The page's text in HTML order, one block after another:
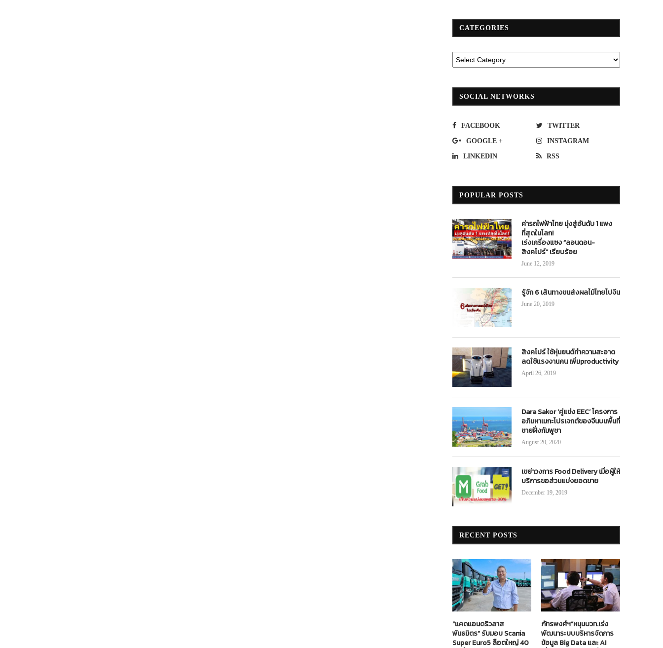
CATEGORIES
SOCIAL NETWORKS
FACEBOOK TWITTER
GOOGLE + INSTAGRAM
LINKEDIN RSS
POPULAR POSTS
ค่ารถไฟฟ้าไทย มุ่งสู่อันดับ 1 แพง
ที่สุดในโลก!
เร่งเครื่องแซง “ลอนดอน-
สิงคโปร์” เรียบร้อย
June 12, 2019
รู้จัก 6 เส้นทางขนส่งผลไม้ไทยไปจีน
June 20, 2019
สิงคโปร์ ใช้หุ่นยนต์ทำความสะอาด
ลดใช้แรงงานคน เพิ่มproductivity
April 26, 2019
Dara Sakor ‘คู่แข่ง EEC’ โครงการ
อภิมหาเมกะโปรเจกต์ของจีนบนพื้นที่
ชายฝั่งกัมพูชา
August 20, 2020
เขย่าวงการ Food Delivery เมื่อผู้ให้
บริการขอส่วนแบ่งยอดขาย
December 19, 2019
RECENT POSTS
“แคดแอนดริวลาส
พันธมิตร” รับมอบ Scania
Super Euro5 ล็อตใหญ่ 40
ภัทรพงศ์ฯ”หนุนบวท.เร่ง
พัฒนาระบบบริหารจัดการ
ข้อมูล Big Data และ AI